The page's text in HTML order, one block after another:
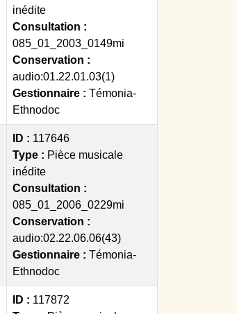
inédite
Consultation :
085_01_2003_0149mi
Conservation :
audio:01.22.01.03(1)
Gestionnaire : Témonia-
Ethnodoc
ID : 117646
Type : Pièce musicale
inédite
Consultation :
085_01_2006_0229mi
Conservation :
audio:02.22.06.06(43)
Gestionnaire : Témonia-
Ethnodoc
ID : 117872